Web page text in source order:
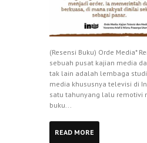
(Resensi Buku) Orde Media*
sebuah pusat kajian media
tak lain adalah lembaga
media khususnya televisi di
satu tahunyang lalu remotivi
buku...
READ MORE